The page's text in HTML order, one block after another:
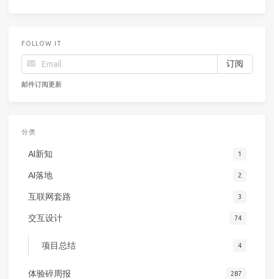
FOLLOW.IT
邮件订阅更新
分类
AI新知 1
AI落地 2
互联网套路 3
交互设计 74
项目总结 4
体验碎周报 287